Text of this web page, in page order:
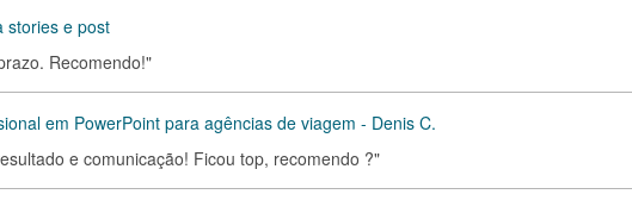
stories e post
Recomendo!"
em PowerPoint para agências de viagem - Denis C.
e comunicação! Ficou top, recomendo ?"